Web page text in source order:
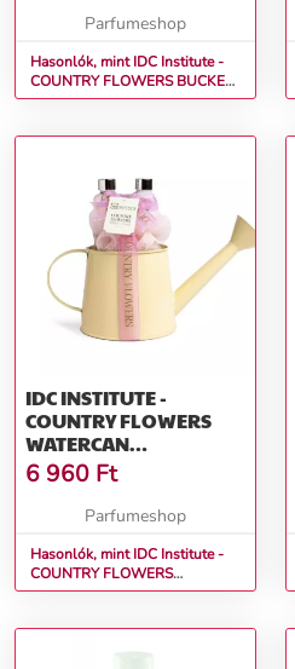
Parfumeshop
Hasonlók, mint IDC Institute -
COUNTRY FLOWERS BUCKET
Ajándékcsomag
IDC INSTITUTE -
COUNTRY FLOWERS
WATERCAN
AJÁNDÉKCSOMAG
6 960 Ft
Parfumeshop
Hasonlók, mint IDC Institute -
COUNTRY FLOWERS
WATERCAN Ajándékcsomag